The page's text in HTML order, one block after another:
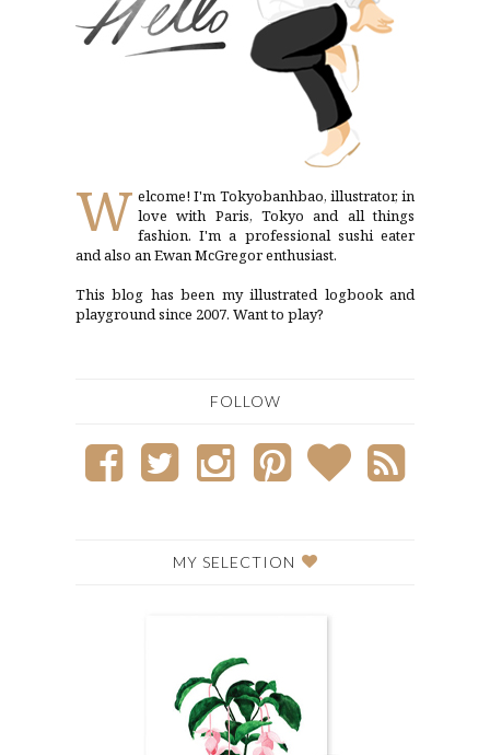
W elcome! I'm Tokyobanhbao, illustrator, in
love with Paris, Tokyo and all things
fashion. I'm a professional sushi eater
and also an Ewan McGregor enthusiast.
This blog has been my illustrated logbook and
playground since 2007. Want to play?
FOLLOW
MY SELECTION